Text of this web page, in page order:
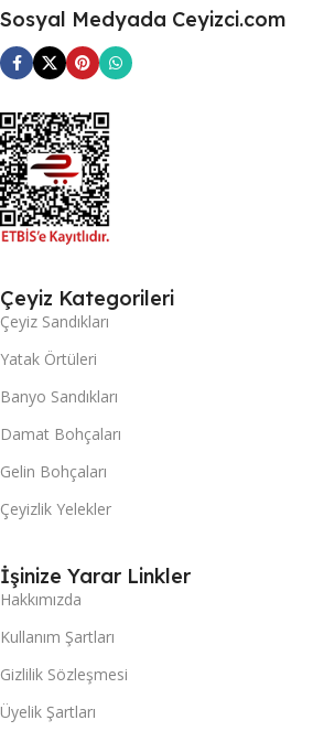
Sosyal Medyada Ceyizci.com
Çeyiz Kategorileri
Çeyiz Sandıkları
Yatak Örtüleri
Banyo Sandıkları
Damat Bohçaları
Gelin Bohçaları
Çeyizlik Yelekler
İşinize Yarar Linkler
Hakkımızda
Kullanım Şartları
Gizlilik Sözleşmesi
Üyelik Şartları